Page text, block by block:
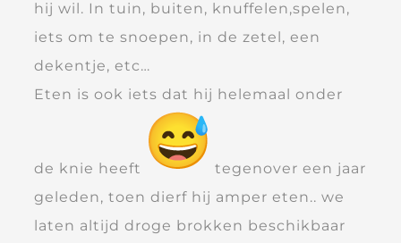
hij wil. In tuin, buiten, knuffelen,spelen,
iets om te snoepen, in de zetel, een
dekentje, etc…
Eten is ook iets dat hij helemaal onder
de knie heeft
tegenover een jaar
geleden, toen dierf hij amper eten.. we
laten altijd droge brokken beschikbaar